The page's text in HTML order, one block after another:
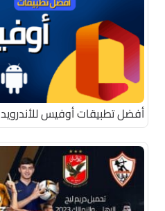
أفضل تطبيقات أوفيس للأندرويد 2024